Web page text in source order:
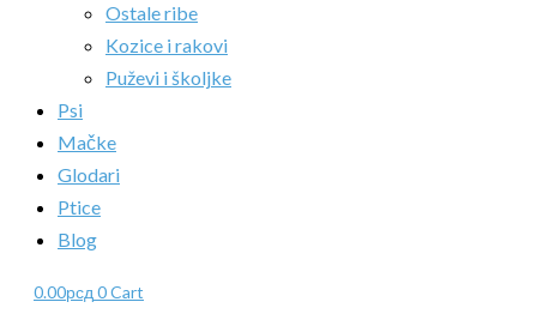
Ostale ribe
Kozice i rakovi
Puževi i školjke
Psi
Mačke
Glodari
Ptice
Blog
0.00рсд 0Cart